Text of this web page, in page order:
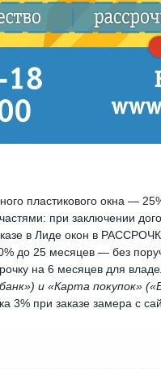
пластикового окна —
при заключении
в Лиде окон в
до 25 месяцев — без
на 6 месяцев для
и «Карта покупок»
3% при заказе замера с